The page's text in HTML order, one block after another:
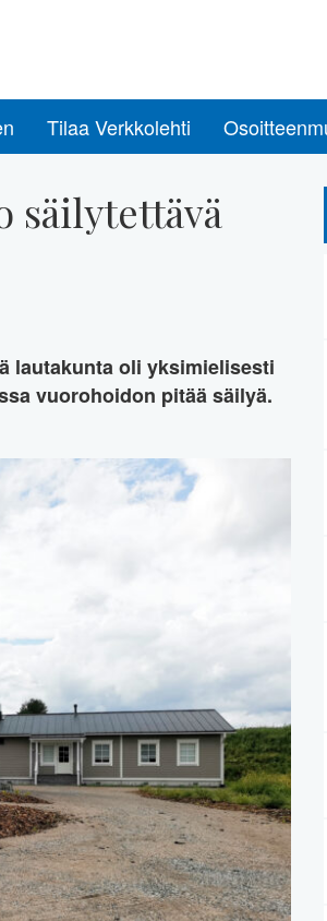
Tilaa Verkkolehti
säilytettävä
lautakunta oli yksimielisesti
vuorohoidon pitää säilyä.